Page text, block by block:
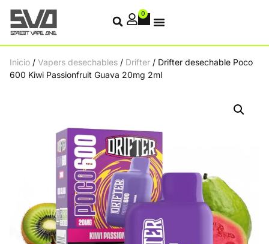
0
Inicio / Vapers desechables / Drifter / Drifter desechable Poco
600 Kiwi Passionfruit Guava 20mg 2ml